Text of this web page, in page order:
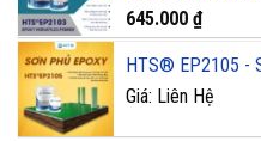
645.000 ₫
HTS® EP2105 -
Giá: Liên Hệ